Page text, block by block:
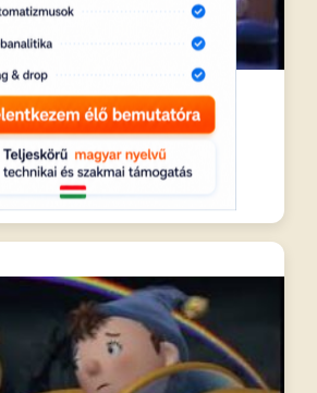
a karácsonyt
és mindenki
Télapó érkezését,…